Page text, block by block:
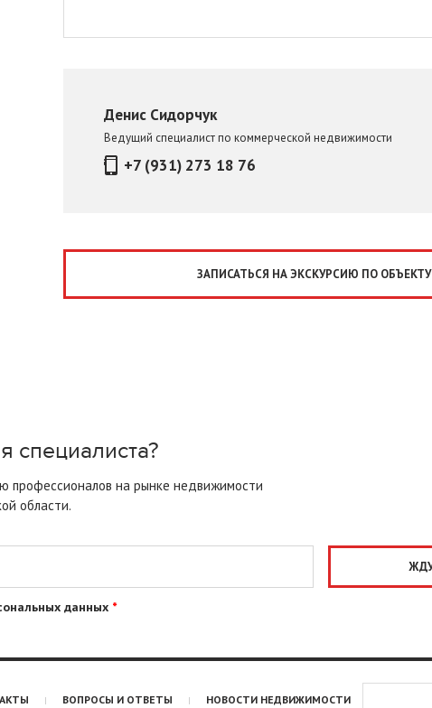
Денис Сидорчук
Ведущий специалист по коммерческой недвижимости
+7 (931) 273 18 76
ЗАПИСАТЬСЯ НА ЭКСКУРСИЮ ПО ОБЪЕКТУ
специалиста?
профессионалов на рынке недвижимости
области.
данных *
ВОПРОСЫ И ОТВЕТЫ НОВОСТИ НЕДВИЖИМОСТИ